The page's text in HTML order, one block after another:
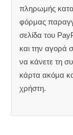
πληρωμής
φόρμας
σελίδα του
και την αγορά
να κάνετε τη
κάρτα ακόμα
χρήστη.